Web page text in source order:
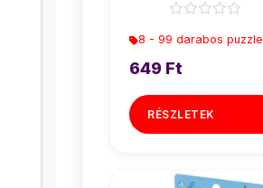
8 - 99 darabos puzzle
649 Ft
RÉSZLETEK